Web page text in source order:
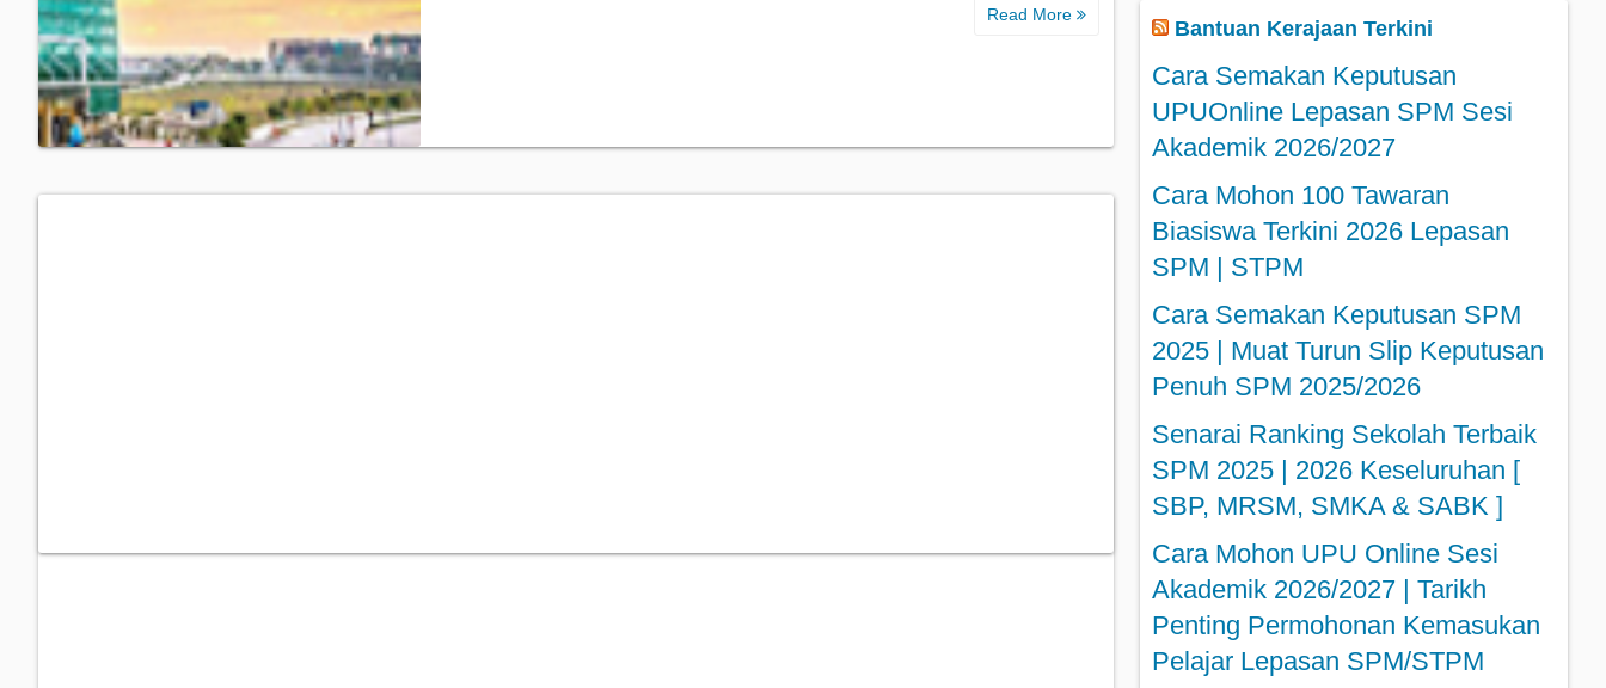
Read More
Bantuan Kerajaan Terkini
Cara Semakan Keputusan
UPUOnline Lepasan SPM Sesi
Akademik 2026/2027
Cara Mohon 100 Tawaran
Biasiswa Terkini 2026 Lepasan
SPM | STPM
Cara Semakan Keputusan SPM
2025 | Muat Turun Slip Keputusan
Penuh SPM 2025/2026
Senarai Ranking Sekolah Terbaik
SPM 2025 | 2026 Keseluruhan [
SBP, MRSM, SMKA & SABK ]
Cara Mohon UPU Online Sesi
Akademik 2026/2027 | Tarikh
Penting Permohonan Kemasukan
Pelajar Lepasan SPM/STPM